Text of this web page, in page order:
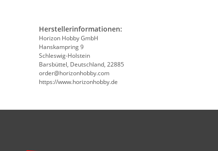
Herstellerinformationen:
Horizon Hobby GmbH
Hanskampring 9
Schleswig-Holstein
Barsbüttel, Deutschland, 22885
order@horizonhobby.com
https://www.horizonhobby.de